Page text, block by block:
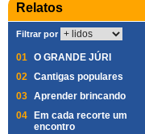
Relatos
Filtrar por
01 O GRANDE JÚRI
02 Cantigas populares
03 Aprender brincando
04
Em cada recorte um
encontro